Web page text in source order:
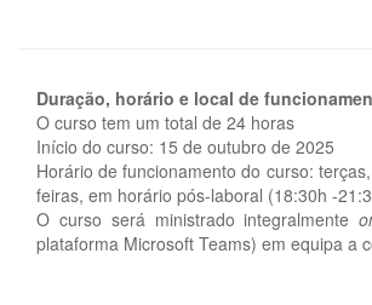
Duração, horário e local de
O curso tem um total de 24 horas
Início do curso: 15 de outubro de 2025
Horário de funcionamento do curso:
feiras, em horário pós-laboral (18:30h -
O curso será ministrado integralmente
plataforma Microsoft Teams) em equipa a